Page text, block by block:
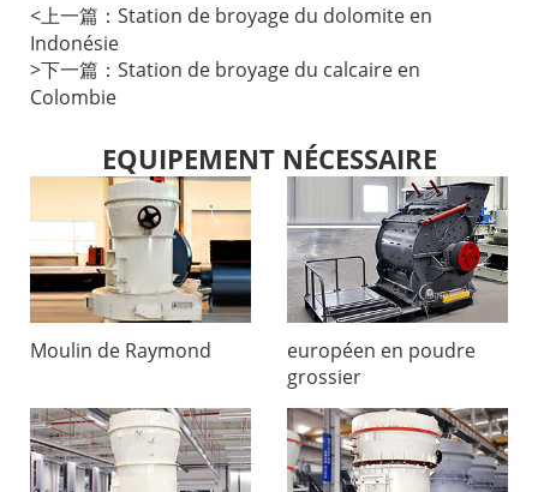
<上一篇： Station de broyage du dolomite en
Indonésie
>下一篇： Station de broyage du calcaire en
Colombie
EQUIPEMENT NÉCESSAIRE
Moulin de Raymond
européen en poudre
grossier